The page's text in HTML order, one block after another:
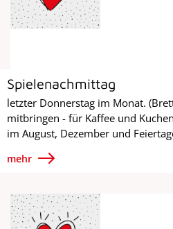
Spielenachmittag
letzter Donnerstag im Monat.
mitbringen - für Kaffee und
im August, Dezember und
mehr